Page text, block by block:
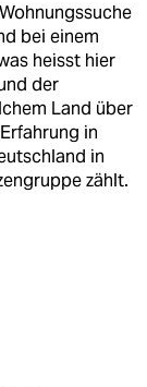
bei einem
heisst hier
der
Land über
in
in
zählt.